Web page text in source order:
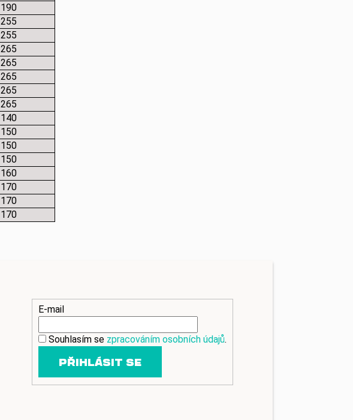
190
255
255
265
265
265
265
265
140
150
150
150
160
170
170
170
E-mail
Souhlasím se zpracováním osobních údajů.
PŘIHLÁSIT SE